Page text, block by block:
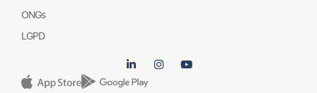
ONGs
LGPD